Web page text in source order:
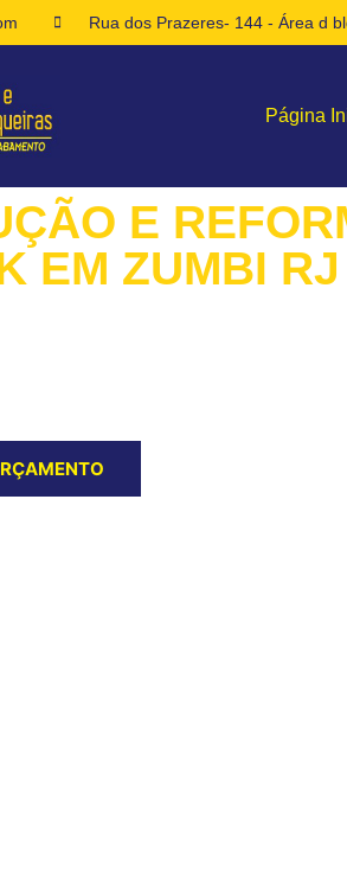
Rua dos Prazeres- 144 - Área d
Página
E
EM ZUMBI RJ